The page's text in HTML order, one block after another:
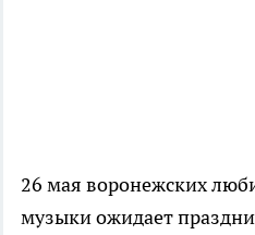
26 мая воронежских
музыки ожидает